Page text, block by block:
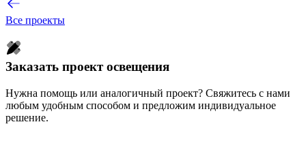
Все проекты
Заказать проект освещения
Нужна помощь или аналогичный проект? Свяжитесь с нами
любым удобным способом и предложим индивидуальное
решение.